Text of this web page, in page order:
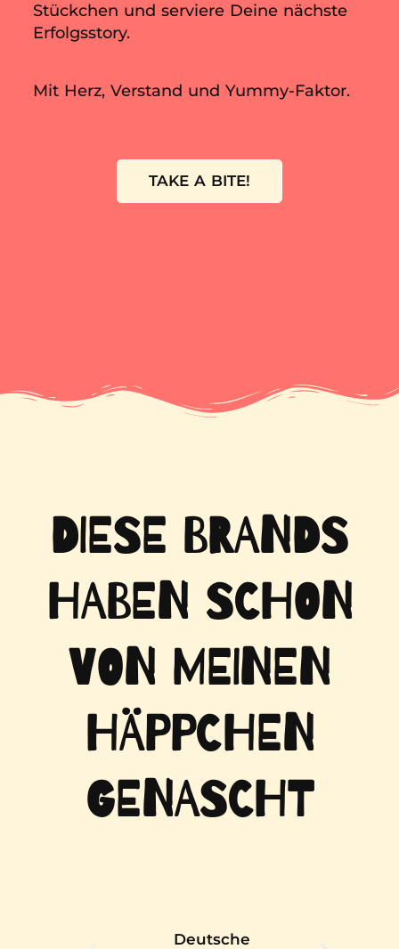
Stückchen und serviere Deine nächste
Erfolgsstory.
Mit Herz, Verstand und Yummy-Faktor.
TAKE A BITE!
DIESE BRANDS
HABEN SCHON
VON MEINEN
HÄPPCHEN
GENASCHT
Deutsche